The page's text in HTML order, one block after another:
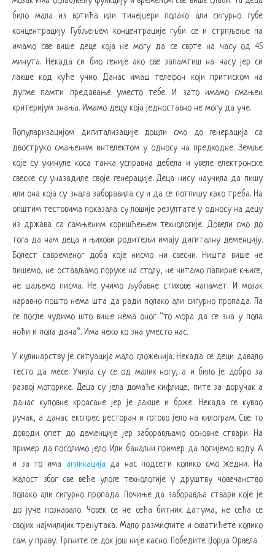
било мала из вртића или тинејџери полако али сигурно губе
концентрацију. Губљењем концентрације губи се и стрпљење па
имамо све више деце која не могу да се сврте на часу од 45
минута. Некада си био геније ако све запамтиш на часу јер си
лакше код куће учио. Данас имаш телефон који притиском на
дугме памти предавање уместо тебе. И зато имамо смањен
критеријум знања. Имамо децу која једноставно не могу да уче.
Популаризацијом дигитализације дошли смо до генерација са
двоструко смањеним интелектом у односу на предходне. Земље
које су укинуле коса танка усправна дебела и увеле електронске
свеске су уназадиле своје генерације. Деца нису научила да пишу
или она која су знала заборавила су и да се потпишу како треба. На
општим тестовима показала су лошије резултате у односу на децу
из држава са самњеним коришћењем технологије. Довели смо до
тога да нам деца и њихови родитељи имају дигиталну деменцију.
Болест савременог доба које нисмо ни свесни. Ништа више не
пишемо, не остављамо поруке на столу, не читамо папирне књиге,
не шаљемо писма. Не учимо љубавне стихове напамет. И мозак
наравно пошто нема шта да ради полако али сигурно пропада. Па
се после чудимо што више нема оног “то мора да се зна у пола
ноћи и пола дана“. Има неко ко зна уместо нас.
У кулинарству је ситуација мало сложенија. Некада се деци давало
тесто да месе. Учила су се од малих ногу, а и било је добро за
развој моторике. Деца су јела домаће кифлице, пите за доручак а
данас куповне кроасане јер је лакше и брже. Некада се кувао
ручак, а данас експрес ресторан и готово јело на килограм. Све то
доводи опет до деменције јер заборављамо основне ствари. На
пример да посолимо јело. Или банални пример да попијемо воду. А
и за то има апликација да нас подсети колико смо жедни. На
жалост због све веће улоге технологије у друштву човечанство
полако али сигурно пропада. Почиње да заборавља ствари које је
до јуче познавало. Човек се не сећа битних датума, не сећа се
својих најмилијих тренутака. Мало размислите и схватићете колико
сам у праву. Тргните се док још није касно. Победите Џорџа Орвела.